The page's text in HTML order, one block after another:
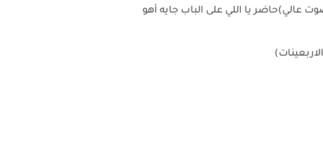
عالي)حاضر يا اللي على الباب جايه أهو